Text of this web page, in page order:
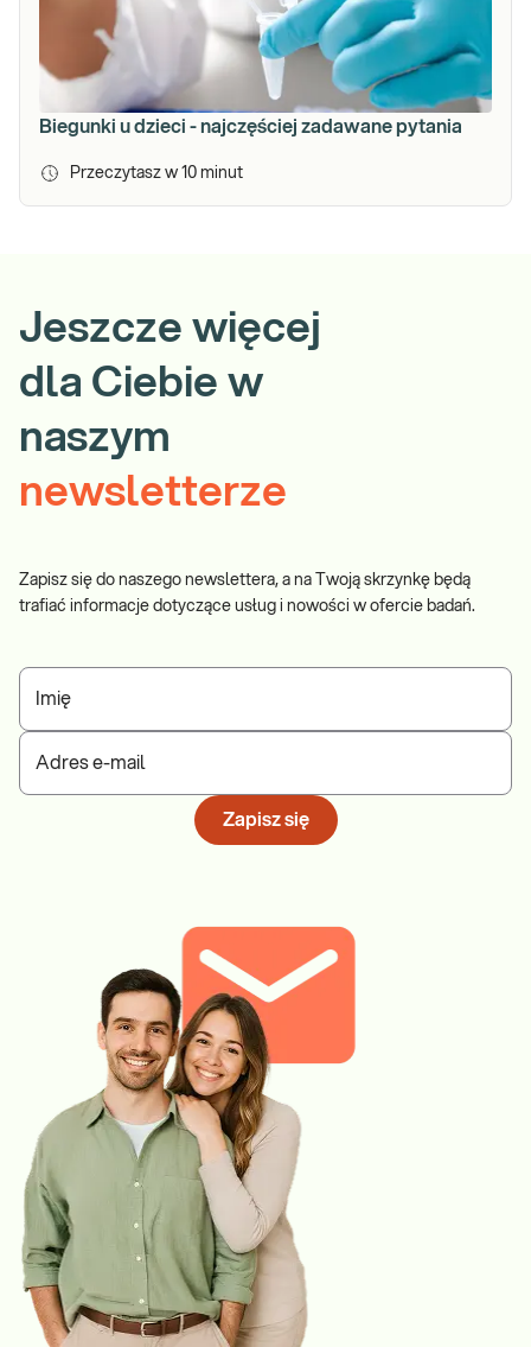
Biegunki u dzieci - najczęściej zadawane pytania
Przeczytasz w 10 minut
Jeszcze więcej
dla Ciebie w
naszym
newsletterze
Zapisz się do naszego newslettera, a na Twoją skrzynkę będą
trafiać informacje dotyczące usług i nowości w ofercie badań.
Imię
Adres e-mail
Zapisz się